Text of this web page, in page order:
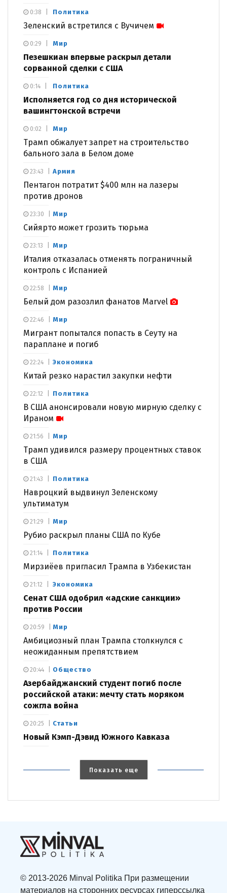
Политика
Зеленский встретился с Вучичем
0:38
Мир
Пезешкиан впервые раскрыл детали
сорванной сделки с США
0:29
Политика
Исполняется год со дня исторической
вашингтонской встречи
0:14
Мир
Трамп обжалует запрет на строительство
бального зала в Белом доме
0:02
Армия
Пентагон потратит $400 млн на лазеры
против дронов
23:43
Мир
Сийярто может грозить тюрьма
23:30
Мир
Италия отказалась отменять пограничный
контроль с Испанией
23:13
Мир
Белый дом разозлил фанатов Marvel
22:58
Мир
Мигрант попытался попасть в Сеуту на
параплане и погиб
22:46
Экономика
Китай резко нарастил закупки нефти
22:24
Политика
В США анонсировали новую мирную сделку с
Ираном
22:12
Мир
Трамп удивился размеру процентных ставок
в США
21:56
Политика
Навроцкий выдвинул Зеленскому
ультиматум
21:43
Мир
Рубио раскрыл планы США по Кубе
21:29
Политика
Мирзиёев пригласил Трампа в Узбекистан
21:14
Экономика
Сенат США одобрил «адские санкции»
против России
21:12
Мир
Амбициозный план Трампа столкнулся с
неожиданным препятствием
20:59
Общество
Азербайджанский студент погиб после
российской атаки: мечту стать моряком
сожгла война
20:44
Статьи
Новый Кэмп-Дэвид Южного Кавказа
20:25
Показать еще
© 2013-2026 Minval Politika При размещении
материалов на сторонних ресурсах гиперссылка